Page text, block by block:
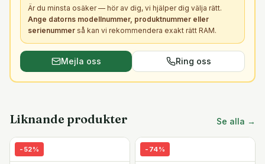
Är du minsta osäker — hör av dig, vi hjälper dig välja rätt.
Ange datorns modellnummer, produktnummer eller
serienummer så kan vi rekommendera exakt rätt RAM.
Mejla oss Ring oss
Liknande produkter Se alla →
- 52% - 74%